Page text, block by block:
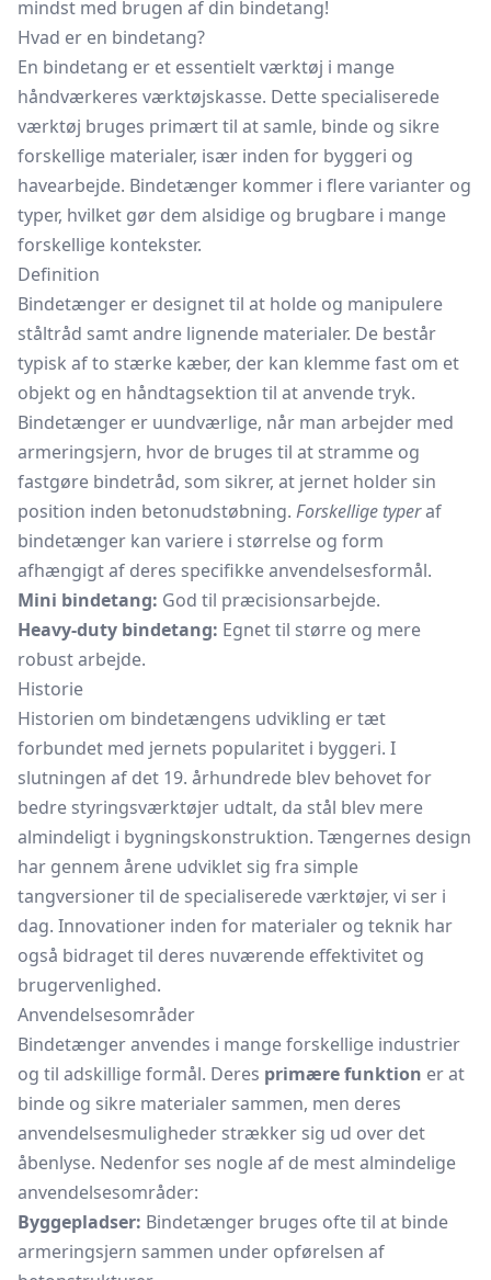
mindst med brugen af din bindetang!
Hvad er en bindetang?
En bindetang er et essentielt værktøj i mange
håndværkeres værktøjskasse. Dette specialiserede
værktøj bruges primært til at samle, binde og sikre
forskellige materialer, især inden for byggeri og
havearbejde. Bindetænger kommer i flere varianter og
typer, hvilket gør dem alsidige og brugbare i mange
forskellige kontekster.
Definition
Bindetænger er designet til at holde og manipulere
ståltråd samt andre lignende materialer. De består
typisk af to stærke kæber, der kan klemme fast om et
objekt og en håndtagsektion til at anvende tryk.
Bindetænger er uundværlige, når man arbejder med
armeringsjern, hvor de bruges til at stramme og
fastgøre bindetråd, som sikrer, at jernet holder sin
position inden betonudstøbning. Forskellige typeraf
bindetænger kan variere i størrelse og form
afhængigt af deres specifikke anvendelsesformål.
Mini bindetang: God til præcisionsarbejde.
Heavy-duty bindetang: Egnet til større og mere
robust arbejde.
Historie
Historien om bindetængens udvikling er tæt
forbundet med jernets popularitet i byggeri. I
slutningen af det 19. århundrede blev behovet for
bedre styringsværktøjer udtalt, da stål blev mere
almindeligt i bygningskonstruktion. Tængernes design
har gennem årene udviklet sig fra simple
tangversioner til de specialiserede værktøjer, vi ser i
dag. Innovationer inden for materialer og teknik har
også bidraget til deres nuværende effektivitet og
brugervenlighed.
Anvendelsesområder
Bindetænger anvendes i mange forskellige industrier
og til adskillige formål. Deres primære funktion er at
binde og sikre materialer sammen, men deres
anvendelsesmuligheder strækker sig ud over det
åbenlyse. Nedenfor ses nogle af de mest almindelige
anvendelsesområder:
Byggepladser: Bindetænger bruges ofte til at binde
armeringsjern sammen under opførelsen af